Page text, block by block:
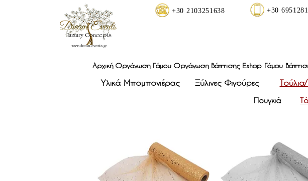
+30 2103251638 +30
Αρχική Οργάνωση Γάμου Οργάνωση Βάπτισης Eshop Γάμου
Υλικά Μπομπονιέρας Ξύλινες Φιγούρες
Πουγκιά